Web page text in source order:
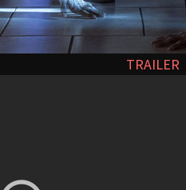
TRAILER